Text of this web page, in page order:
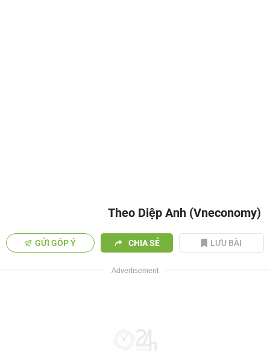
Theo Diệp Anh (Vneconomy)
GỬI GÓP Ý CHIA SẺ LƯU BÀI